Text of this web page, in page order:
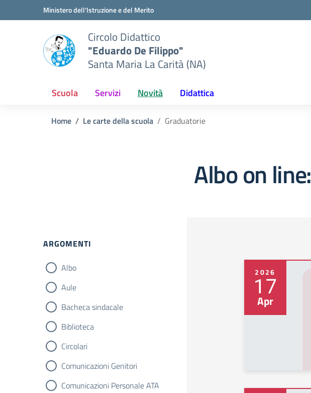
Vai ai contenuti
Vai al menu di navigazioneMinistero dell'Istruzione e del Merito
Circolo Didattico
"Eduardo De Filippo"
Santa Maria La Carità (NA)
Scuola Servizi Novità Didattica
Home Le carte della scuola Graduatorie
Albo on line:
Filtri
ARGOMENTI
Albo
Aule
Bacheca sindacale
Biblioteca
Circolari
Comunicazioni Genitori
Comunicazioni Personale ATA
2026
17
Apr